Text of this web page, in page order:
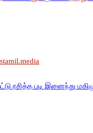
ரசித்த படி இனைந்து